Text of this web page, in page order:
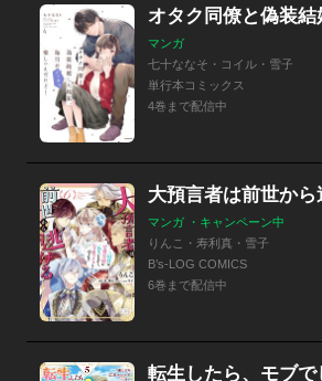
マンガ
七十ななそ・コイル・雪子
単行本コミックス
4巻まで配信中
大預言者は前世から
マンガ ・キャンペーン中
りんこ・寿利真・雪子
B’s-LOG COMICS
6巻まで配信中